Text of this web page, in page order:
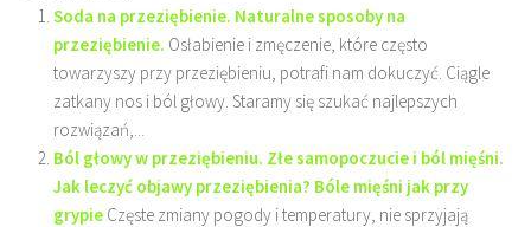
Soda na przeziębienie. Naturalne sposoby na
przeziębienie. Osłabienie i zmęczenie, które często
towarzyszy przy przeziębieniu, potrafi nam dokuczyć. Ciągle
zatkany nos i ból głowy. Staramy się szukać najlepszych
rozwiązań,...
Ból głowy w przeziębieniu. Złe samopoczucie i ból mięśni.
Jak leczyć objawy przeziębienia? Bóle mięśni jak przy
grypie Częste zmiany pogody i temperatury, nie sprzyjają